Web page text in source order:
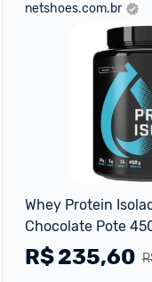
netshoes.com.br
Whey Protein
Chocolate Pote
R$235,60